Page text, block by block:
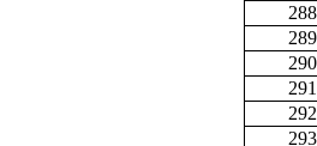
288
289
290
291
292
293